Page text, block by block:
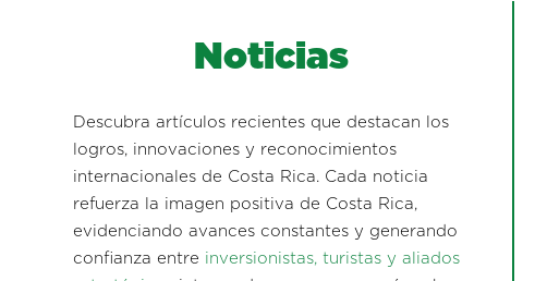
Noticias
Descubra artículos recientes que destacan los
logros, innovaciones y reconocimientos
internacionales de Costa Rica. Cada noticia
refuerza la imagen positiva de Costa Rica,
evidenciando avances constantes y generando
confianza entre inversionistas, turistas y aliados